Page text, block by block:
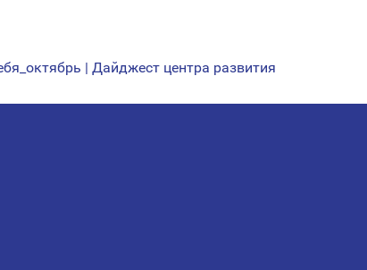
| Дайджест центра развития